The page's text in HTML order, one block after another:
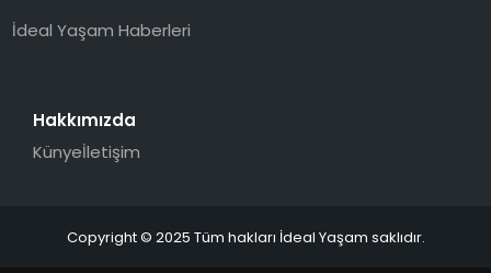
İdeal Yaşam Haberleri
Hakkımızda
Künyeİletişim
Copyright © 2025 Tüm hakları İdeal Yaşam saklıdır.